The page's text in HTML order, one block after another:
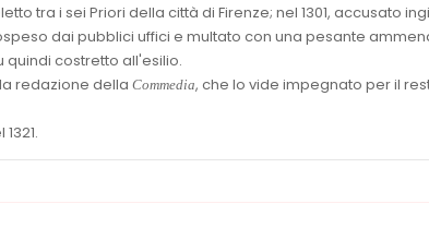
tra i sei Priori della città di Firenze; nel 1301, accusato
dai pubblici uffici e multato con una pesante
quindi costretto all'esilio.
redazione della Commedia, che lo vide impegnato per il